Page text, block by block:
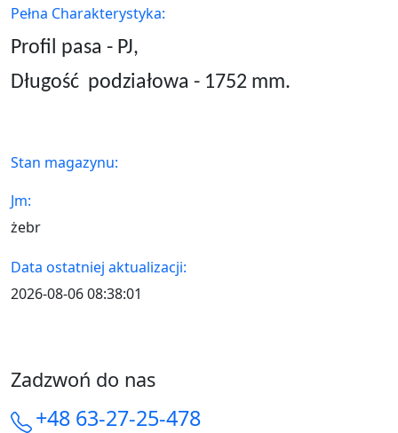
Pełna Charakterystyka:
Profil pasa - PJ,
Długość podziałowa - 1752 mm.
Stan magazynu:
Jm:
żebr
Data ostatniej aktualizacji:
2026-08-06 08:38:01
Zadzwoń do nas
+48 63-27-25-478